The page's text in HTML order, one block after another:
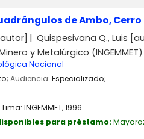
de Ambo, Cerro
Quispesivana Q., Luis
y Metalúrgico (INGEMMET)
Nacional
; Audiencia: Especializado;
Lima: INGEMMET,1996
para préstamo: